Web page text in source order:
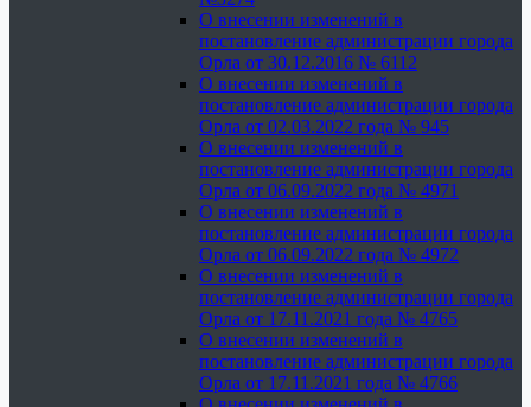
О внесении изменений в
постановление администрации города
Орла от 30.12.2016 № 6112
О внесении изменений в
постановление администрации города
Орла от 02.03.2022 года № 945
О внесении изменений в
постановление администрации города
Орла от 06.09.2022 года № 4971
О внесении изменений в
постановление администрации города
Орла от 06.09.2022 года № 4972
О внесении изменений в
постановление администрации города
Орла от 17.11.2021 года № 4765
О внесении изменений в
постановление администрации города
Орла от 17.11.2021 года № 4766